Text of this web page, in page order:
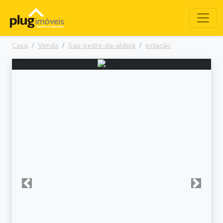
Casa Venda Sao-pedro-da-aldeia estação
Anterior Próxima